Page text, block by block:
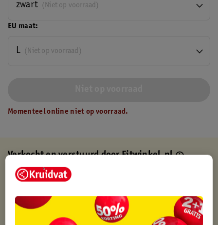
EU maat
(Niet op voorraad)
L
(Niet op voorraad)
zwart
Momenteel online niet op voorraad.
Verkocht en verstuurd doorFitwinkel.nl
Binnen 1 werkdag verstuurd
Gratis retourneren via verkooppartner.
Gratis punten met je Kruidvat kaart